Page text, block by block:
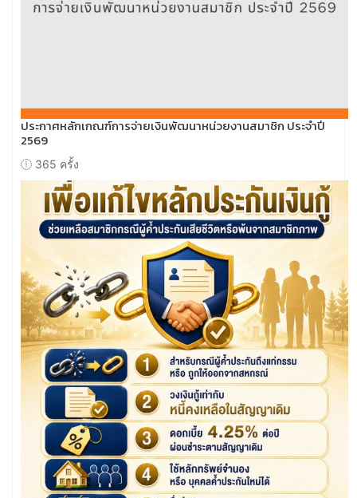
ประกาศหลักเกณฑ์การจ่ายเงินพัฒนาหน่วยงานสมาชิก ประจำปี
2569
365 ครั้ง